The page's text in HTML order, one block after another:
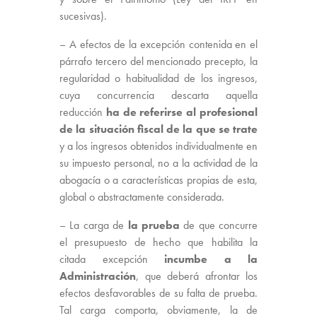
sucesivas).
– A efectos de la excepción contenida en el
párrafo tercero del mencionado precepto, la
regularidad o habitualidad de los ingresos,
cuya concurrencia descarta aquella
reducción ha de referirse al profesional
de la situación fiscal de la que se trate
y a los ingresos obtenidos individualmente en
su impuesto personal, no a la actividad de la
abogacía o a características propias de esta,
global o abstractamente considerada.
– La carga de la prueba de que concurre
el presupuesto de hecho que habilita la
citada excepción incumbe a la
Administración, que deberá afrontar los
efectos desfavorables de su falta de prueba.
Tal carga comporta, obviamente, la de